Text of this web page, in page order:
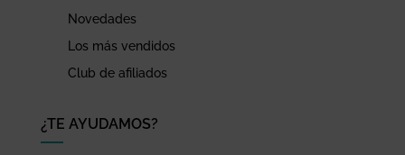
Novedades
Los más vendidos
Club de afiliados
¿TE AYUDAMOS?